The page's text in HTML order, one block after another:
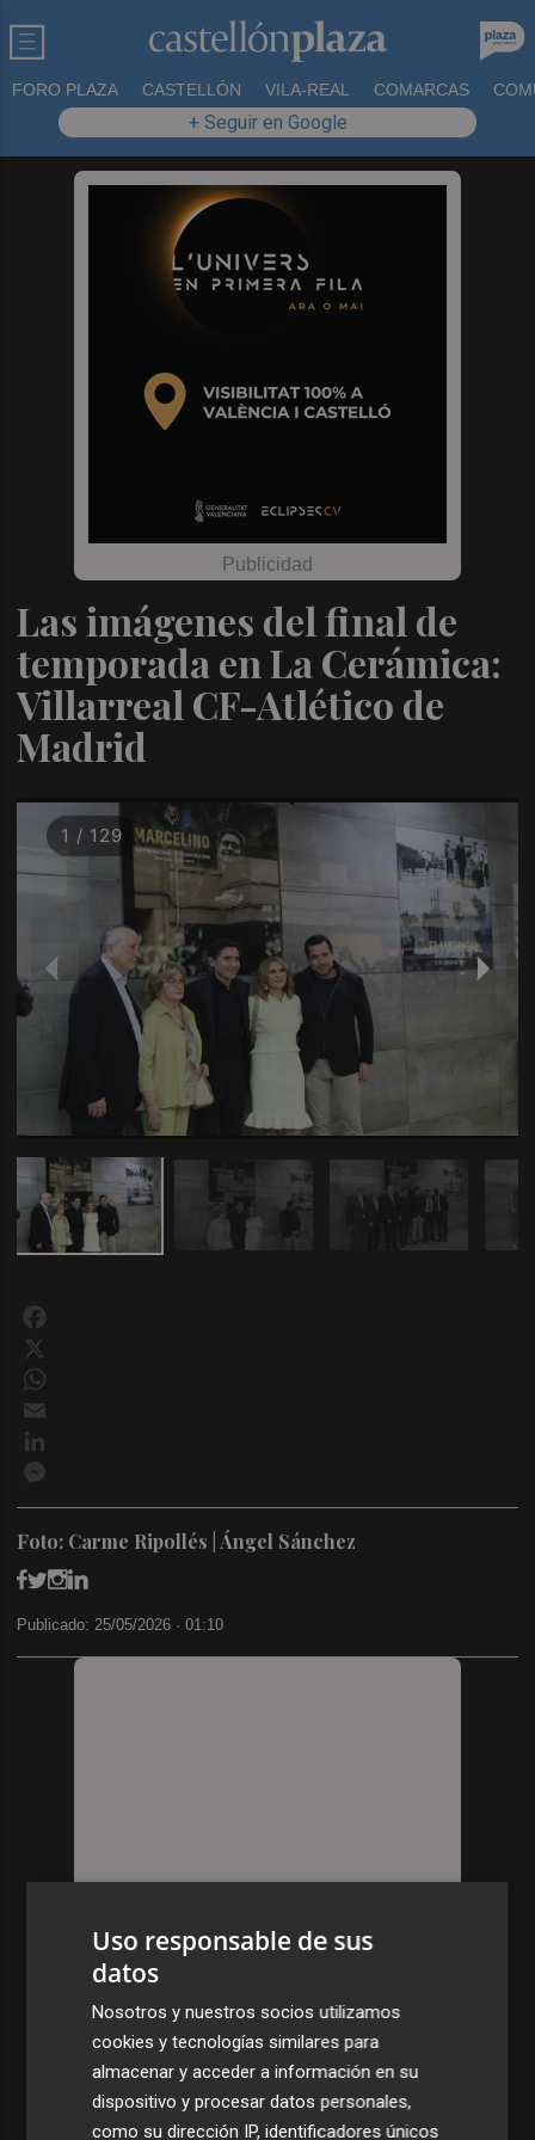
FORO PLAZA CASTELLÓN VILA-REAL COMARCAS
+ Seguir en Google
Las imágenes del final de
temporada en La Cerámica:
Villarreal CF-Atlético de
Madrid
1 / 129
Foto: Carme Ripollés | Ángel Sánchez
Publicado: 25/05/2026 ·01:10
Uso responsable de sus
datos
Nosotros y nuestros socios utilizamos
cookies y tecnologías similares para
almacenar y acceder a información en su
dispositivo y procesar datos personales,
como su dirección IP, identificadores únicos